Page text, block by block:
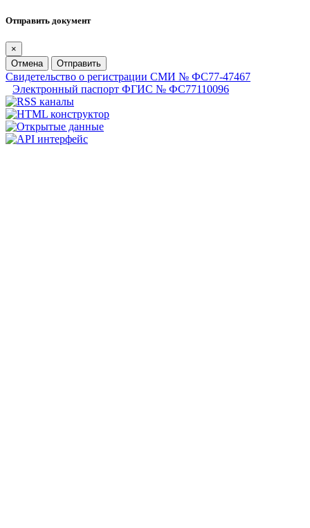
Отправить документ
×
Отмена
Отправить
Свидетельство о регистрации СМИ № ФС77-47467
Электронный паспорт ФГИС № ФС77110096